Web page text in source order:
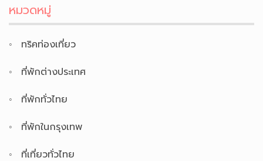
หมวดหมู่
ทริคท่องเที่ยว
ที่พักต่างประเทศ
ที่พักทั่วไทย
ที่พักในกรุงเทพ
ที่เที่ยวทั่วไทย